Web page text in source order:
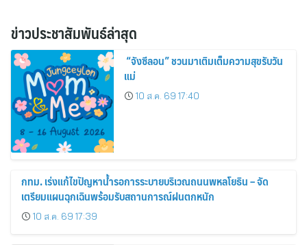
ข่าวประชาสัมพันธ์ล่าสุด
“จังซีลอน” ชวนมาเติมเต็มความสุขรับวัน
แม่
10 ส.ค. 69 17:40
กทม. เร่งแก้ไขปัญหาน้ำรอการระบายบริเวณถนนพหลโยธิน – จัด
เตรียมแผนฉุกเฉินพร้อมรับสถานการณ์ฝนตกหนัก
10 ส.ค. 69 17:39